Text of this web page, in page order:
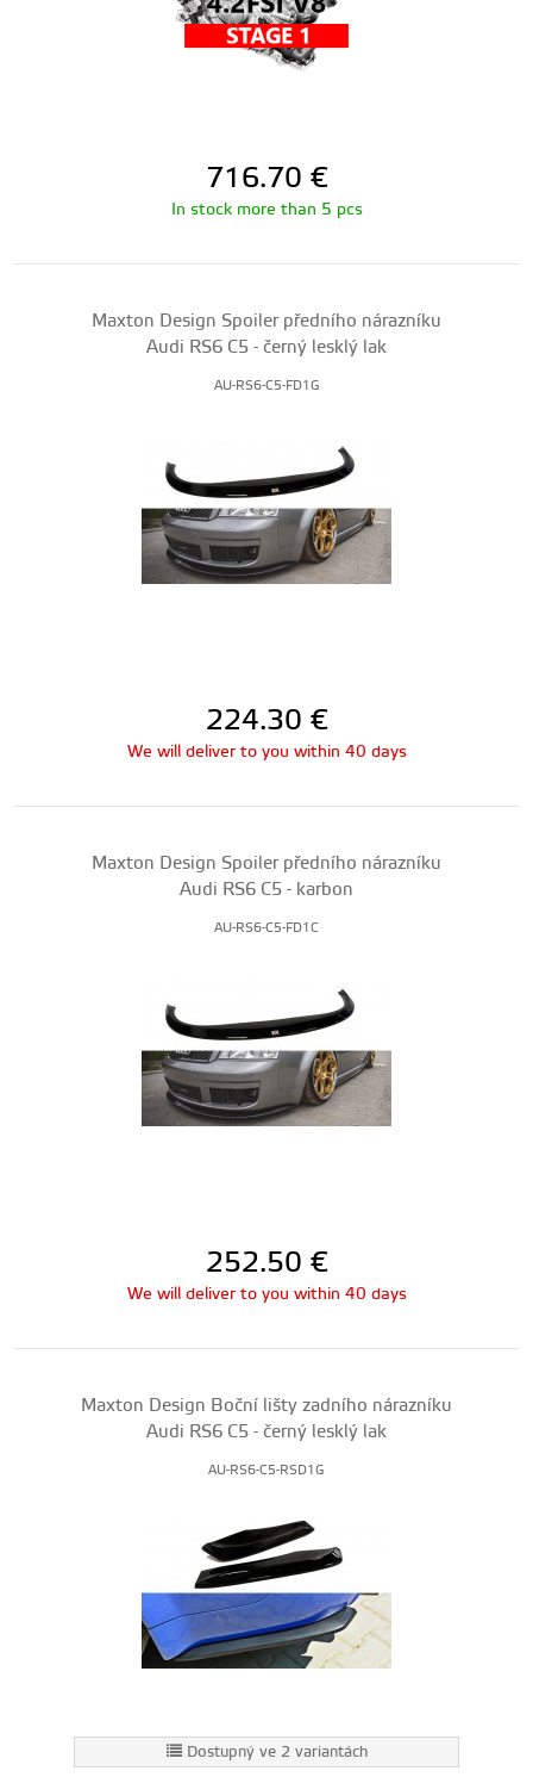
716.70 €
In stock more than 5 pcs
Maxton Design Spoiler předního nárazníku
Audi RS6 C5 - černý lesklý lak
AU-RS6-C5-FD1G
224.30 €
We will deliver to you within 40 days
Maxton Design Spoiler předního nárazníku
Audi RS6 C5 - karbon
AU-RS6-C5-FD1C
252.50 €
We will deliver to you within 40 days
Maxton Design Boční lišty zadního nárazníku
Audi RS6 C5 - černý lesklý lak
AU-RS6-C5-RSD1G
Dostupný ve 2 variantách